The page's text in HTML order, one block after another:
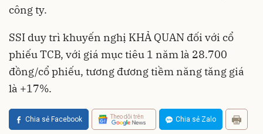
công ty.
SSI duy trì khuyến nghị KHẢ QUAN đối với cổ
phiếu TCB, với giá mục tiêu 1 năm là 28.700
đồng/cổ phiếu, tương đương tiềm năng tăng giá
là +17%.
Chia sẻ Facebook Theo dõi trên Chia sẻ Zalo